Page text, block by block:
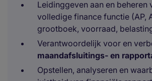
Leidinggeven aan en beheren
volledige finance functie (AP,
grootboek, voorraad,
Verantwoordelijk voor en
maandafsluitings- en
Opstellen, analyseren en